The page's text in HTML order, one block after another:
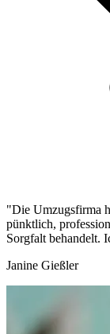
"Die Umzugsfirma
pünktlich,
Sorgfalt behandelt.
Janine Gießler